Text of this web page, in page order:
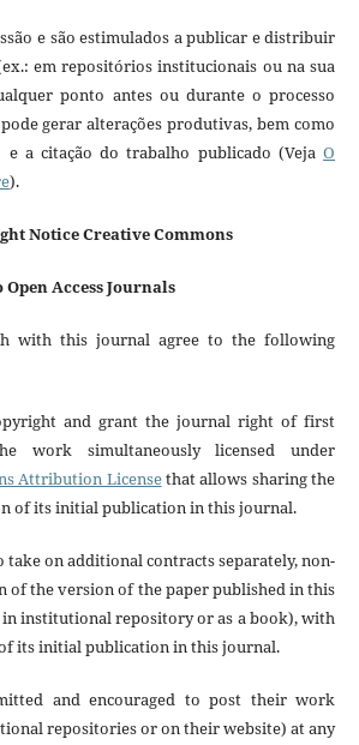
e são estimulados a publicar e distribuir
em repositórios institucionais ou na sua
ponto antes ou durante o processo
gerar alterações produtivas, bem como
e a citação do trabalho publicado (VejaO
).
Notice Creative Commons
Access Journals
with this journal agree to the following
and grant the journal right of first
work simultaneously licensed under
Attribution Licensethat allows sharing the
of its initial publication in this journal.
take on additional contracts separately, non-
of the version of the paper published in this
institutional repository or as a book), with
its initial publication in this journal.
and encouraged to post their work
repositories or on their website) at any